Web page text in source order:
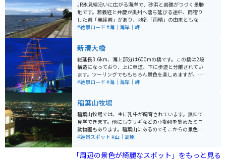
JR氷見線沿いに広がる海岸で、砂浜と岩礁がつづく景勝
地です。源義経と弁慶が奥州へ落ち延びる途中、雨宿り
した岩「義経岩」があり、地名「雨晴」の由来ともなっ
ています。最近ではヨルシカのＭＶに使われた場所で、
#絶景ロード #海｜海岸｜岬
新湊大橋
総延長3.6km、海上部分は600mの橋です。この橋は2段
構造になっており、上に車道、下に歩道と分離されてい
ます。ツーリングでももちろん景色を楽しめますが、歩
きでも楽しめる端になっています。 また、新湊大橋の近
#絶景ロード #海｜海岸｜岬
稲葉山牧場
稲葉山牧場では、主に乳牛が飼育されています。無料で
見学できます。他にもウサギなどの小動物を集めたミニ
動物園もあります。稲葉山にあるのでそこからの景色は
絶景です。晴れた日は立山連峰も一望でき、ツーリング
#絶景スポット #山｜高原
「周辺の景色が綺麗なスポット」をもっと見る